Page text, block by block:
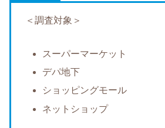
＜調査対象＞
スーパーマーケット
デパ地下
ショッピングモール
ネットショップ